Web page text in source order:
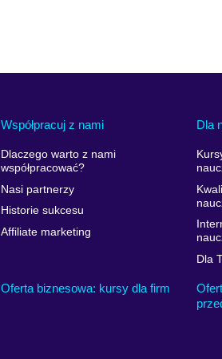
Współpracuj z nami
Dlaczego warto z nami
współpracować?
Nasi partnerzy
Historie sukcesu
Affiliate marketing
Dla
Dla
Oferta biznesowa: kursy dla firm